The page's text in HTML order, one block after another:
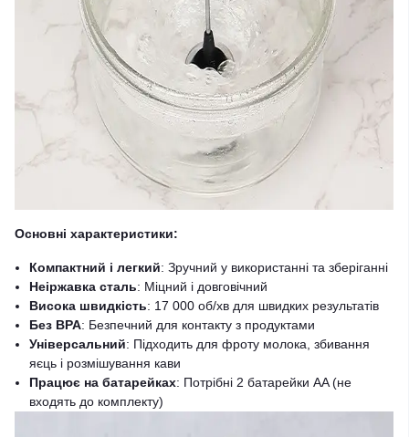
Основні характеристики:
Компактний і легкий: Зручний у використанні та зберіганні
Неіржавка сталь: Міцний і довговічний
Висока швидкість: 17 000 об/хв для швидких результатів
Без BPA: Безпечний для контакту з продуктами
Універсальний: Підходить для фроту молока, збивання
яєць і розмішування кави
Працює на батарейках: Потрібні 2 батарейки AA (не
входять до комплекту)